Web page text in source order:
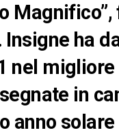
Insigne ha
nel
in
anno solare